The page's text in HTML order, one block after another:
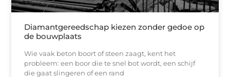
Diamantgereedschap kiezen zonder gedoe op
de bouwplaats
Wie vaak beton boort of steen zaagt, kent het
probleem: een boor die te snel bot wordt, een schijf
die gaat slingeren of een rand